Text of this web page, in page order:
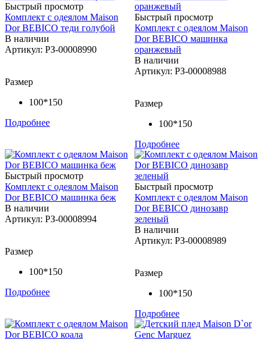
Быстрый просмотр
Комплект с одеялом Maison
Dor BEBICO теди голубой
В наличии
Артикул: РЗ-00008990
Размер
100*150
Подробнее
Быстрый просмотр
Комплект с одеялом Maison
Dor BEBICO машинка
оранжевый
В наличии
Артикул: РЗ-00008988
Размер
100*150
Подробнее
Быстрый просмотр
Комплект с одеялом Maison
Dor BEBICO машинка беж
В наличии
Артикул: РЗ-00008994
Размер
100*150
Подробнее
Быстрый просмотр
Комплект с одеялом Maison
Dor BEBICO динозавр
зеленый
В наличии
Артикул: РЗ-00008989
Размер
100*150
Подробнее